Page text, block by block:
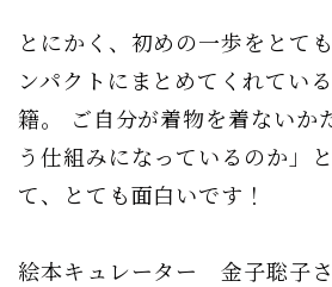
とにかく、初めの一歩をとて
ンパクトにまとめてくれてい
籍。 ご自分が着物を着ないか
う仕組みになっているのか」
て、とても面白いです！
絵本キュレーター 金子聡子